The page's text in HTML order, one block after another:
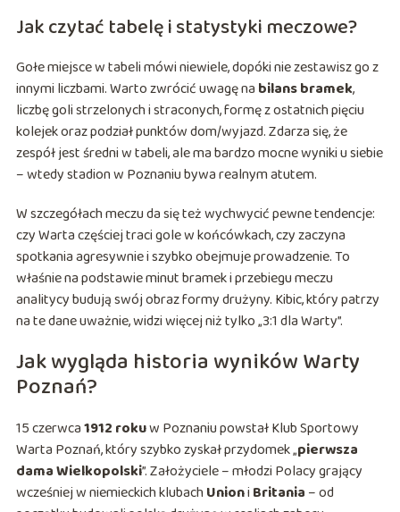
Jak czytać tabelę i statystyki meczowe?
Gołe miejsce w tabeli mówi niewiele, dopóki nie zestawisz go z
innymi liczbami. Warto zwrócić uwagę na bilans bramek,
liczbę goli strzelonych i straconych, formę z ostatnich pięciu
kolejek oraz podział punktów dom/wyjazd. Zdarza się, że
zespół jest średni w tabeli, ale ma bardzo mocne wyniki u siebie
– wtedy stadion w Poznaniu bywa realnym atutem.
W szczegółach meczu da się też wychwycić pewne tendencje:
czy Warta częściej traci gole w końcówkach, czy zaczyna
spotkania agresywnie i szybko obejmuje prowadzenie. To
właśnie na podstawie minut bramek i przebiegu meczu
analitycy budują swój obraz formy drużyny. Kibic, który patrzy
na te dane uważnie, widzi więcej niż tylko „3:1 dla Warty”.
Jak wygląda historia wyników Warty
Poznań?
15 czerwca1912 rokuw Poznaniu powstał Klub Sportowy
Warta Poznań, który szybko zyskał przydomek „pierwsza
dama Wielkopolski”. Założyciele – młodzi Polacy grający
wcześniej w niemieckich klubachUnioni Britania – od